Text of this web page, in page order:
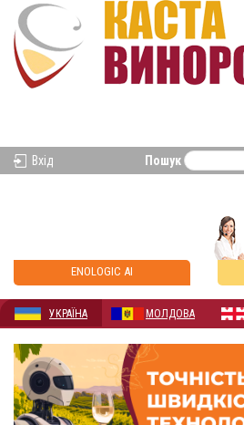
Вхід Пошук
ENOLOGIC AI
УКРАЇНА МОЛДОВА